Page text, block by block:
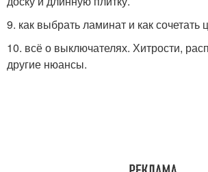
9. как выбрать ламинат и как сочетать
10. всё о выключателях. Хитрости,
другие нюансы.